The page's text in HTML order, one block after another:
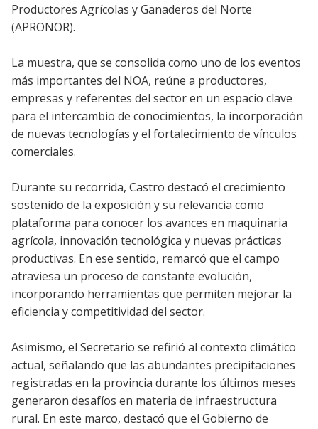
Productores Agrícolas y Ganaderos del Norte
(APRONOR).
La muestra, que se consolida como uno de los eventos
más importantes del NOA, reúne a productores,
empresas y referentes del sector en un espacio clave
para el intercambio de conocimientos, la incorporación
de nuevas tecnologías y el fortalecimiento de vínculos
comerciales.
Durante su recorrida, Castro destacó el crecimiento
sostenido de la exposición y su relevancia como
plataforma para conocer los avances en maquinaria
agrícola, innovación tecnológica y nuevas prácticas
productivas. En ese sentido, remarcó que el campo
atraviesa un proceso de constante evolución,
incorporando herramientas que permiten mejorar la
eficiencia y competitividad del sector.
Asimismo, el Secretario se refirió al contexto climático
actual, señalando que las abundantes precipitaciones
registradas en la provincia durante los últimos meses
generaron desafíos en materia de infraestructura
rural. En este marco, destacó que el Gobierno de